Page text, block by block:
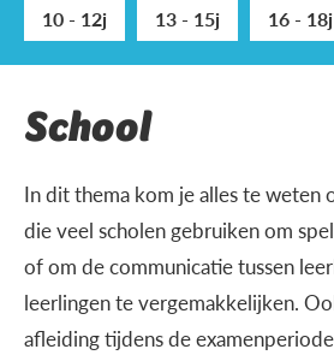
10 - 12j
13 - 15j 16 - 18j
School
In dit thema kom je alles te weten
die veel scholen gebruiken om
of om de communicatie tussen
leerlingen te vergemakkelijken.
afleiding tijdens de